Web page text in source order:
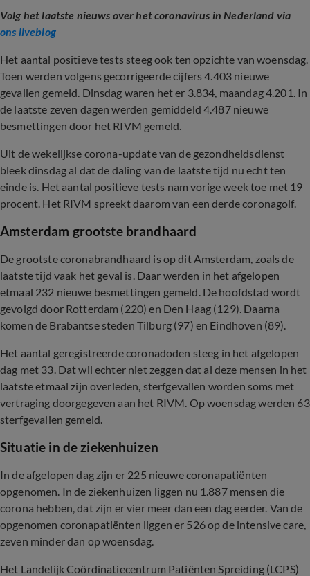
Volg het laatste nieuws over het coronavirus in Nederland via
ons liveblog
Het aantal positieve tests steeg ook ten opzichte van woensdag.
Toen werden volgens gecorrigeerde cijfers 4.403 nieuwe
gevallen gemeld. Dinsdag waren het er 3.834, maandag 4.201. In
de laatste zeven dagen werden gemiddeld 4.487 nieuwe
besmettingen door het RIVM gemeld.
Uit de wekelijkse corona-update van de gezondheidsdienst
bleek dinsdag al dat de daling van de laatste tijd nu echt ten
einde is. Het aantal positieve tests nam vorige week toe met 19
procent. Het RIVM spreekt daarom van een derde coronagolf.
Amsterdam grootste brandhaard
De grootste coronabrandhaard is op dit Amsterdam, zoals de
laatste tijd vaak het geval is. Daar werden in het afgelopen
etmaal 232 nieuwe besmettingen gemeld. De hoofdstad wordt
gevolgd door Rotterdam (220) en Den Haag (129). Daarna
komen de Brabantse steden Tilburg (97) en Eindhoven (89).
Het aantal geregistreerde coronadoden steeg in het afgelopen
dag met 33. Dat wil echter niet zeggen dat al deze mensen in het
laatste etmaal zijn overleden, sterfgevallen worden soms met
vertraging doorgegeven aan het RIVM. Op woensdag werden 63
sterfgevallen gemeld.
Situatie in de ziekenhuizen
In de afgelopen dag zijn er 225 nieuwe coronapatiënten
opgenomen. In de ziekenhuizen liggen nu 1.887 mensen die
corona hebben, dat zijn er vier meer dan een dag eerder. Van de
opgenomen coronapatiënten liggen er 526 op de intensive care,
zeven minder dan op woensdag.
Het Landelijk Coördinatiecentrum Patiënten Spreiding (LCPS)